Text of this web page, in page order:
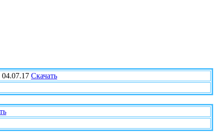
Скачать